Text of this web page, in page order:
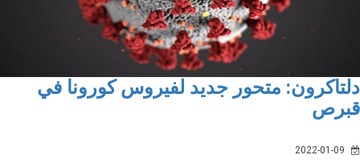
متحور جديد لفيروس كورونا في
2022-01-09